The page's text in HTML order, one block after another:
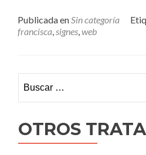
WEB
Publicada enSin categoría
francisca,signes,web
OTROS